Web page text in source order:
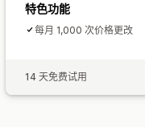
特色功能
每月 1,000 次价格更改
14 天免费试用